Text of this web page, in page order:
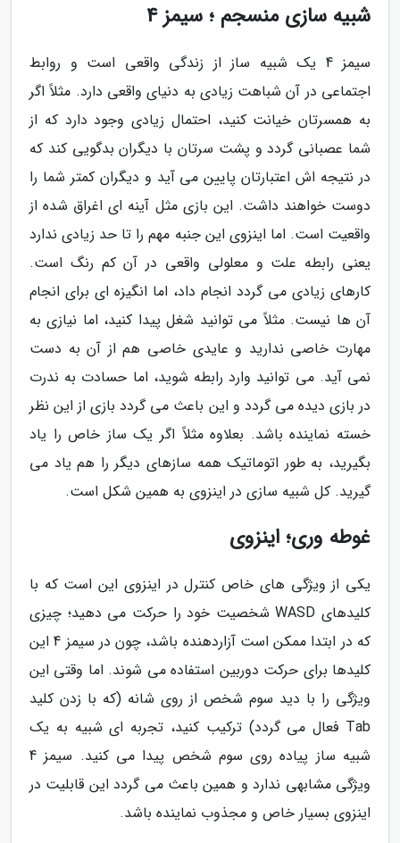
شبیه سازی منسجم ؛ سیمز 4
سیمز 4 یک شبیه ساز از زندگی واقعی است و روابط
اجتماعی در آن شباهت زیادی به دنیای واقعی دارد. مثلاً اگر
به همسرتان خیانت کنید، احتمال زیادی وجود دارد که از
شما عصبانی گردد و پشت سرتان با دیگران بدگویی کند که
در نتیجه اش اعتبارتان پایین می آید و دیگران کمتر شما را
دوست خواهند داشت. این بازی مثل آینه ای اغراق شده از
واقعیت است. اما اینزوی این جنبه مهم را تا حد زیادی ندارد
یعنی رابطه علت و معلولی واقعی در آن کم رنگ است.
کارهای زیادی می گردد انجام داد، اما انگیزه ای برای انجام
آن ها نیست. مثلاً می توانید شغل پیدا کنید، اما نیازی به
مهارت خاصی ندارید و عایدی خاصی هم از آن به دست
نمی آید. می توانید وارد رابطه شوید، اما حسادت به ندرت
در بازی دیده می گردد و این باعث می گردد بازی از این نظر
خسته نماینده باشد. بعلاوه مثلاً اگر یک ساز خاص را یاد
بگیرید، به طور اتوماتیک همه سازهای دیگر را هم یاد می
گیرید. کل شبیه سازی در اینزوی به همین شکل است.
غوطه وری؛ اینزوی
یکی از ویژگی های خاص کنترل در اینزوی این است که با
کلیدهای WASD شخصیت خود را حرکت می دهید؛ چیزی
که در ابتدا ممکن است آزاردهنده باشد، چون در سیمز 4 این
کلیدها برای حرکت دوربین استفاده می شوند. اما وقتی این
ویژگی را با دید سوم شخص از روی شانه (که با زدن کلید
Tab فعال می گردد) ترکیب کنید، تجربه ای شبیه به یک
شبیه ساز پیاده روی سوم شخص پیدا می کنید. سیمز 4
ویژگی مشابهی ندارد و همین باعث می گردد این قابلیت در
اینزوی بسیار خاص و مجذوب نماینده باشد.